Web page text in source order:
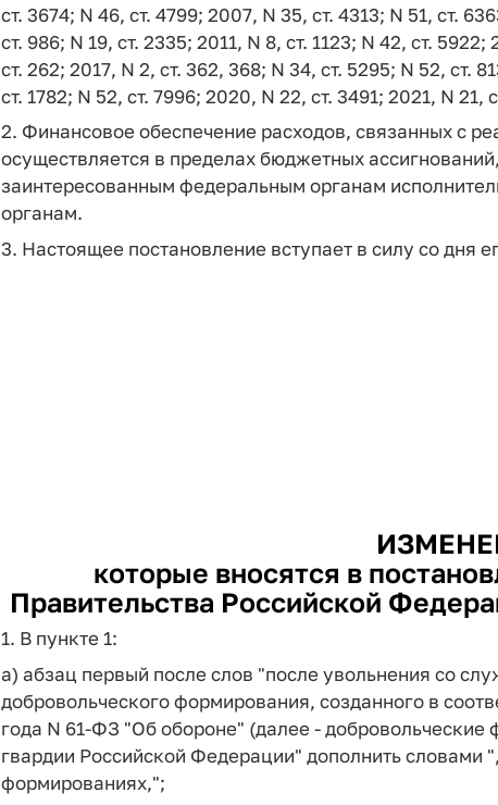
ст. 3674; N 46, ст. 4799; 2007, N 35, ст. 4313; N 51, ст.
ст. 986; N 19, ст. 2335; 2011, N 8, ст. 1123; N 42, ст.
ст. 262; 2017, N 2, ст. 362, 368; N 34, ст. 5295; N 52, ст.
ст. 1782; N 52, ст. 7996; 2020, N 22, ст. 3491; 2021, N
2. Финансовое обеспечение расходов, связанных с
осуществляется в пределах бюджетных
заинтересованным федеральным органам
органам.
3. Настоящее постановление вступает в силу со дня
которые вносятся в
Правительства Российской
1. В пункте 1:
а) абзац первый после слов "после увольнения со
добровольческого формирования, созданного в
года N 61-ФЗ "Об обороне" (далее -
гвардии Российской Федерации" дополнить
формированиях,";